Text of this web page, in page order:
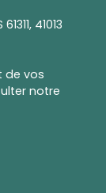
41013
de vos
notre